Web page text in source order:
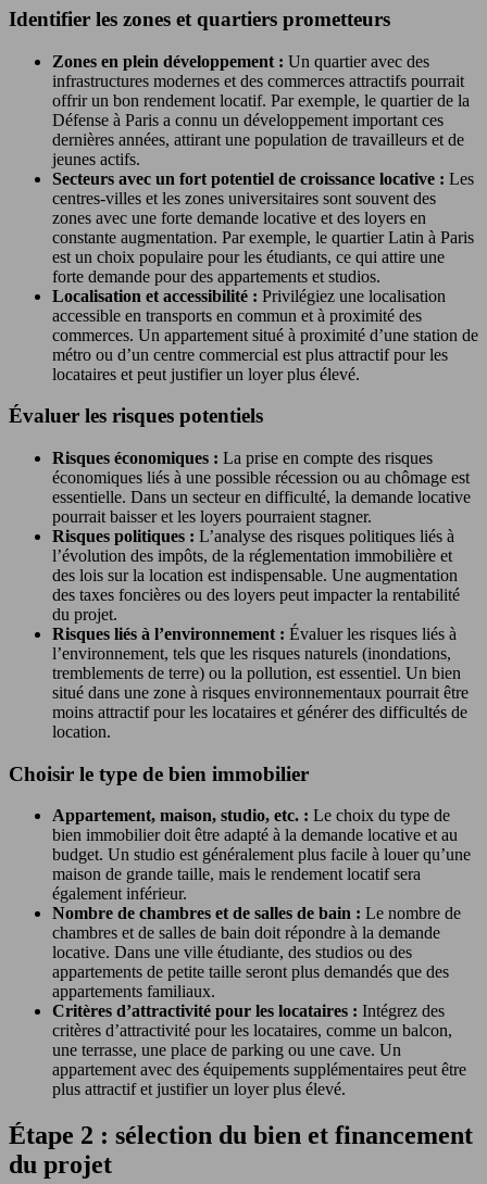
Identifier les zones et quartiers prometteurs
Zones en plein développement : Un quartier avec des
infrastructures modernes et des commerces attractifs pourrait
offrir un bon rendement locatif. Par exemple, le quartier de la
Défense à Paris a connu un développement important ces
dernières années, attirant une population de travailleurs et de
jeunes actifs.
Secteurs avec un fort potentiel de croissance locative : Les
centres-villes et les zones universitaires sont souvent des
zones avec une forte demande locative et des loyers en
constante augmentation. Par exemple, le quartier Latin à Paris
est un choix populaire pour les étudiants, ce qui attire une
forte demande pour des appartements et studios.
Localisation et accessibilité : Privilégiez une localisation
accessible en transports en commun et à proximité des
commerces. Un appartement situé à proximité d’une station de
métro ou d’un centre commercial est plus attractif pour les
locataires et peut justifier un loyer plus élevé.
Évaluer les risques potentiels
Risques économiques : La prise en compte des risques
économiques liés à une possible récession ou au chômage est
essentielle. Dans un secteur en difficulté, la demande locative
pourrait baisser et les loyers pourraient stagner.
Risques politiques : L’analyse des risques politiques liés à
l’évolution des impôts, de la réglementation immobilière et
des lois sur la location est indispensable. Une augmentation
des taxes foncières ou des loyers peut impacter la rentabilité
du projet.
Risques liés à l’environnement : Évaluer les risques liés à
l’environnement, tels que les risques naturels (inondations,
tremblements de terre) ou la pollution, est essentiel. Un bien
situé dans une zone à risques environnementaux pourrait être
moins attractif pour les locataires et générer des difficultés de
location.
Choisir le type de bien immobilier
Appartement, maison, studio, etc. : Le choix du type de
bien immobilier doit être adapté à la demande locative et au
budget. Un studio est généralement plus facile à louer qu’une
maison de grande taille, mais le rendement locatif sera
également inférieur.
Nombre de chambres et de salles de bain : Le nombre de
chambres et de salles de bain doit répondre à la demande
locative. Dans une ville étudiante, des studios ou des
appartements de petite taille seront plus demandés que des
appartements familiaux.
Critères d’attractivité pour les locataires : Intégrez des
critères d’attractivité pour les locataires, comme un balcon,
une terrasse, une place de parking ou une cave. Un
appartement avec des équipements supplémentaires peut être
plus attractif et justifier un loyer plus élevé.
Étape 2 : sélection du bien et financement
du projet